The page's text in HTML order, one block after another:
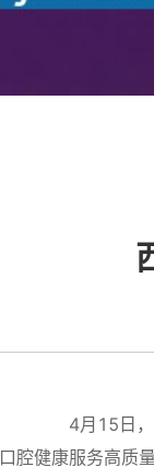
4月15日，西
口腔健康服务高质